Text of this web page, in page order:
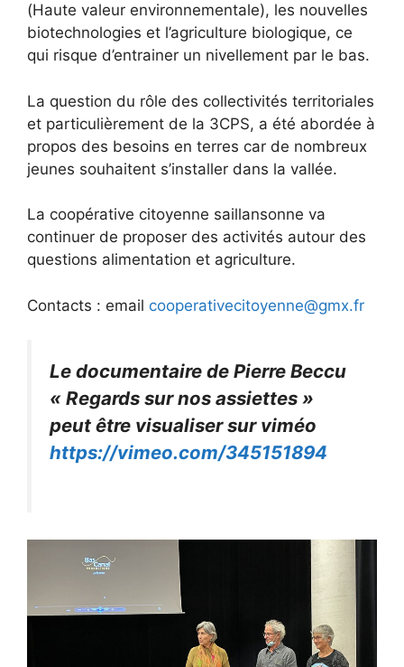
(Haute valeur environnementale), les nouvelles
biotechnologies et l’agriculture biologique, ce
qui risque d’entrainer un nivellement par le bas.
La question du rôle des collectivités territoriales
et particulièrement de la 3CPS, a été abordée à
propos des besoins en terres car de nombreux
jeunes souhaitent s’installer dans la vallée.
La coopérative citoyenne saillansonne va
continuer de proposer des activités autour des
questions alimentation et agriculture.
Contacts : email cooperativecitoyenne@gmx.fr
Le documentaire de Pierre Beccu
« Regards sur nos assiettes »
peut être visualiser sur viméo
https://vimeo.com/345151894